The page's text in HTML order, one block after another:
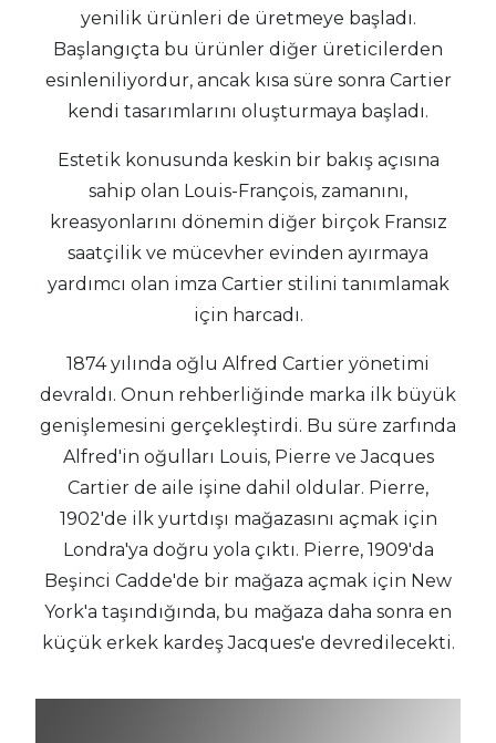
yenilik ürünleri de üretmeye başladı.
Başlangıçta bu ürünler diğer üreticilerden
esinleniliyordur, ancak kısa süre sonra Cartier
kendi tasarımlarını oluşturmaya başladı.
Estetik konusunda keskin bir bakış açısına
sahip olan Louis-François, zamanını,
kreasyonlarını dönemin diğer birçok Fransız
saatçilik ve mücevher evinden ayırmaya
yardımcı olan imza Cartier stilini tanımlamak
için harcadı.
1874 yılında oğlu Alfred Cartier yönetimi
devraldı. Onun rehberliğinde marka ilk büyük
genişlemesini gerçekleştirdi. Bu süre zarfında
Alfred'in oğulları Louis, Pierre ve Jacques
Cartier de aile işine dahil oldular. Pierre,
1902'de ilk yurtdışı mağazasını açmak için
Londra'ya doğru yola çıktı. Pierre, 1909'da
Beşinci Cadde'de bir mağaza açmak için New
York'a taşındığında, bu mağaza daha sonra en
küçük erkek kardeş Jacques'e devredilecekti.